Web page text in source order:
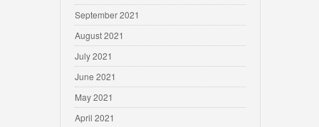
September 2021
August 2021
July 2021
June 2021
May 2021
April 2021